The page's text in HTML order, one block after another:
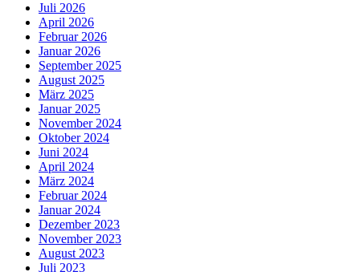
Juli 2026
April 2026
Februar 2026
Januar 2026
September 2025
August 2025
März 2025
Januar 2025
November 2024
Oktober 2024
Juni 2024
April 2024
März 2024
Februar 2024
Januar 2024
Dezember 2023
November 2023
August 2023
Juli 2023